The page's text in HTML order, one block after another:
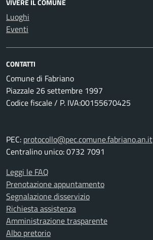
VIVERE IL COMUNE
Luoghi
Eventi
CONTATTI
Comune di Fabriano
Piazzale 26 settembre 1997
Codice fiscale / P. IVA:00155670425
PEC: protocollo@pec.comune.fabriano.an.it
Centralino unico: 0732 7091
Leggi le FAQ
Prenotazione appuntamento
Segnalazione disservizio
Richiesta assistenza
Amministrazione trasparente
Albo pretorio